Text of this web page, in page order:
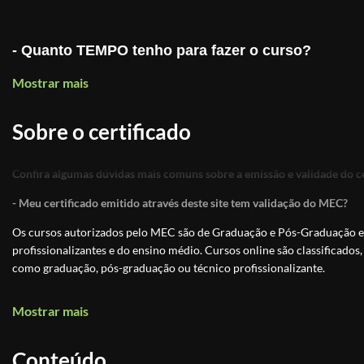
- Quanto TEMPO tenho para fazer o curso?
R:Mais do que uma COPA DO MUNDO, 4 anos!
- Esse CERTIFICADO, vale de alguma coisa?
técnica OFICIAL, reconhecida pelo MEC, CREA,
Mostrar mais
Sobre o certificado
Confira algumas dúvidas mais comuns sobre a emissão e validade do
- Meu certificado emitido através deste site tem validação do MEC?
Os cursos autorizados pelo MEC são de Graduação e Pós-
profissionalizantes e do ensino médio. Cursos online são
como graduação, pós-graduação ou técnico profissionalizante.
uma modalidade de educação não-formal com duração variável, a
Mostrar mais